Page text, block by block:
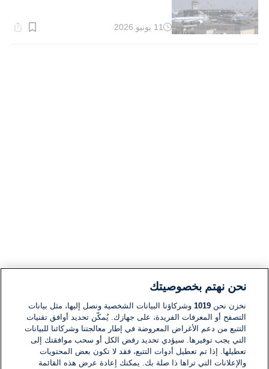
وقت
11 يونيو 2026
نحن نهتم بخصوصيتك
نخزن نحن1019 وشركاؤنا البيانات الشخصية ونصل إليها، مثل بيانات
التصفح أو المعرفات الفريدة، على جهازك. يُمكّن تحديد أوافق تقنيات
التتبع من دعم الأغراض المعروضة في إطار معالجتنا وشركائنا للبيانات
التي يجب توفيرها. سيؤدي تحديد رفض الكل أو سحب موافقتك إلى
تعطيلها. إذا تم تعطيل أدوات التتبع، فقد لا تكون بعض المحتويات
والإعلانات التي تراها ذا صلة بك. يمكنك إعادة عرض هذه القائمة